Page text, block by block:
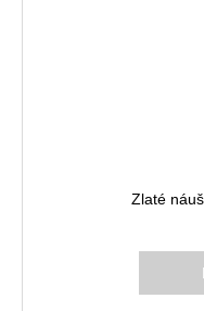
Zlaté